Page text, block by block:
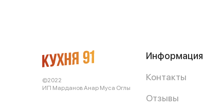
©2022
ИП Марданов Анар Муса Оглы
Информация
Контакты
Отзывы